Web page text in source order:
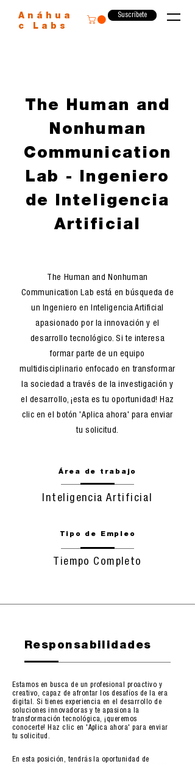
Anáhua
c Labs
Suscríbete
The Human and
Nonhuman
Communication
Lab - Ingeniero
de Inteligencia
Artificial
The Human and Nonhuman
Communication Lab está en búsqueda de
un Ingeniero en Inteligencia Artificial
apasionado por la innovación y el
desarrollo tecnológico. Si te interesa
formar parte de un equipo
multidisciplinario enfocado en transformar
la sociedad a través de la investigación y
el desarrollo, ¡esta es tu oportunidad! Haz
clic en el botón 'Aplica ahora' para enviar
tu solicitud.
Área de trabajo
Inteligencia Artificial
Tipo de Empleo
Tiempo Completo
Responsabilidades
Estamos en busca de un profesional proactivo y
creativo, capaz de afrontar los desafíos de la era
digital. Si tienes experiencia en el desarrollo de
soluciones innovadoras y te apasiona la
transformación tecnológica, ¡queremos
conocerte! Haz clic en 'Aplica ahora' para enviar
tu solicitud.
En esta posición, tendrás la oportunidad de